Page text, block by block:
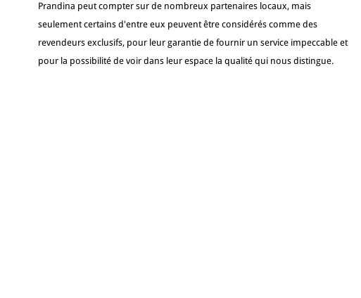
Prandina peut compter sur de nombreux partenaires locaux, mais
seulement certains d'entre eux peuvent être considérés comme des
revendeurs exclusifs, pour leur garantie de fournir un service impeccable et
pour la possibilité de voir dans leur espace la qualité qui nous distingue.